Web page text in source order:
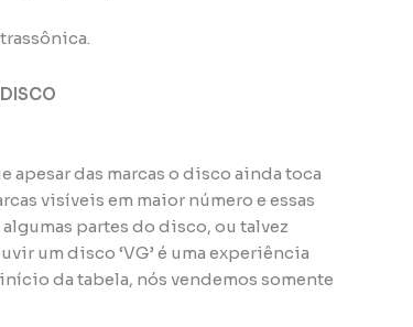
apesar das marcas o disco ainda toca
visíveis em maior número e essas
partes do disco, ou talvez
um disco ‘VG’ é uma experiência
da tabela, nós vendemos somente